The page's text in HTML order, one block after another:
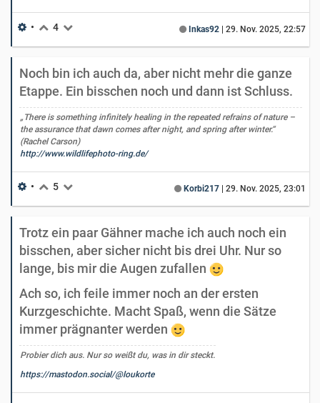
Inkas92 29. Nov. 2025, 22:57
• 4
Noch bin ich auch da, aber nicht mehr die ganze
Etappe. Ein bisschen noch und dann ist Schluss.
„There is something infinitely healing in the repeated refrains of nature –
the assurance that dawn comes after night, and spring after winter.“
(Rachel Carson)
http://www.wildlifephoto-ring.de/
Korbi217 29. Nov. 2025, 23:01
• 5
Trotz ein paar Gähner mache ich auch noch ein
bisschen, aber sicher nicht bis drei Uhr. Nur so
lange, bis mir die Augen zufallen
Ach so, ich feile immer noch an der ersten
Kurzgeschichte. Macht Spaß, wenn die Sätze
immer prägnanter werden
Probier dich aus. Nur so weißt du, was in dir steckt.
https://mastodon.social/@loukorte